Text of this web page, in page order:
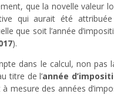
que la novelle valeur
qui aurait été
que soit l’année
).
dans le calcul, non pas
titre de l’année
mesure des années